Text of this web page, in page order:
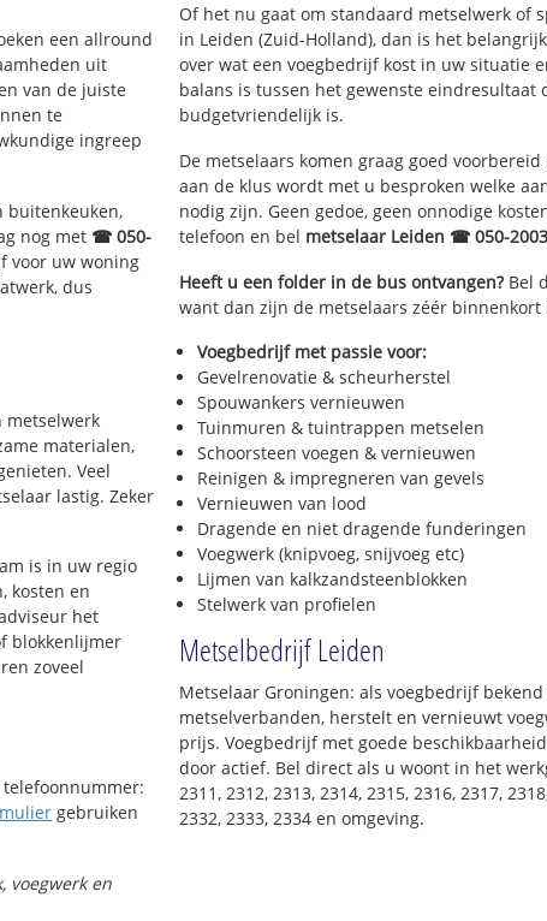
Merenwijk-Centrum
Leedewijk-Zuid
Leedewijk-Noord
Morsdistrict
Transvaalbuurt
Roodenburgerdistrict
Meerburg
Rijndijkbuurt
Professorenwijk-Oost
Professorenwijk-West
Klein Cronestein
Roomburg
Waardeiland
een allround
uit
van de juiste
te
ingreep
buitenkeuken,
nog met ☎ 050-
voor uw woning
dus
metselwerk
materialen,
Veel
lastig. Zeker
is in uw regio
kosten en
het
blokkenlijmer
zoveel
telefoonnummer:
gebruiken
voegwerk en
Of het nu gaat om standaard metselwerk of
in Leiden (Zuid-Holland), dan is het
over wat een voegbedrijf kost in uw situatie
balans is tussen het gewenste eindresultaat
budgetvriendelijk is.
De metselaars komen graag goed
aan de klus wordt met u besproken welke
nodig zijn. Geen gedoe, geen onnodige
telefoon en bel metselaar Leiden ☎ 050-
Heeft u een folder in de bus ontvangen?Bel
want dan zijn de metselaars zéér
Voegbedrijf met passie voor:
Gevelrenovatie & scheurherstel
Spouwankers vernieuwen
Tuinmuren & tuintrappen metselen
Schoorsteen voegen & vernieuwen
Reinigen & impregneren van gevels
Vernieuwen van lood
Dragende en niet dragende funderingen
Voegwerk (knipvoeg, snijvoeg etc)
Lijmen van kalkzandsteenblokken
Stelwerk van profielen
Metselbedrijf Leiden
Metselaar Groningen: als voegbedrijf
metselverbanden, herstelt en vernieuwt
prijs. Voegbedrijf met goede
door actief. Bel direct als u woont in het
2311, 2312, 2313, 2314, 2315, 2316, 2317,
2332, 2333, 2334 en omgeving.